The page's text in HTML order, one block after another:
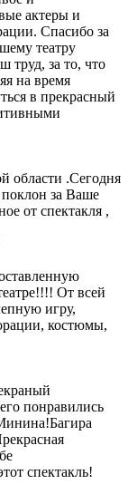
актеры и
Спасибо за
театру
труд, за то, что
на время
в прекрасный
области .Сегодня
за Ваше
от спектакля ,
От всей
игру,
костюмы,
понравились
спектакль!